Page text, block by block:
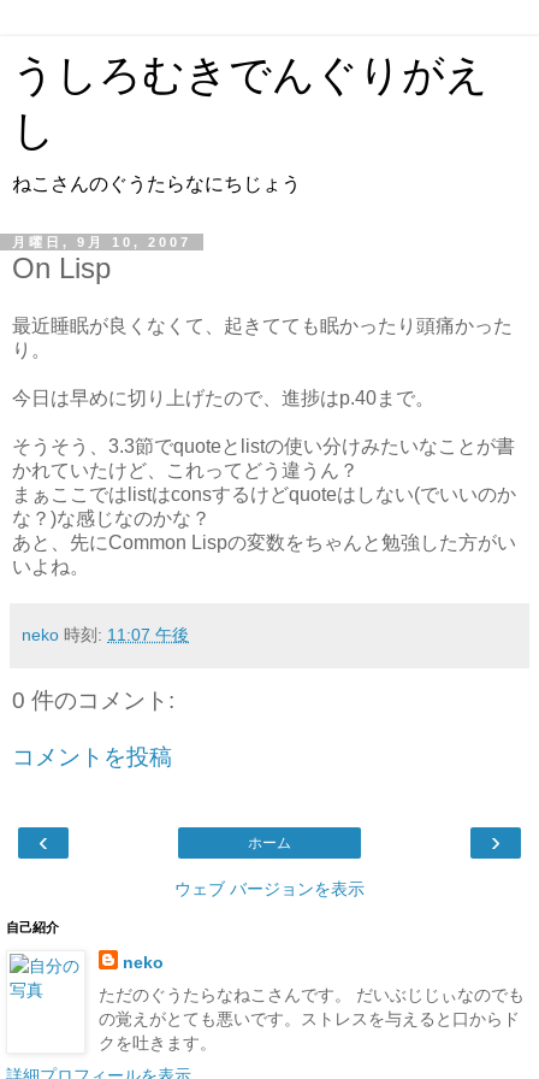
うしろむきでんぐりがえ
し
ねこさんのぐうたらなにちじょう
月曜日, 9月 10, 2007
On Lisp
最近睡眠が良くなくて、起きてても眠かったり頭痛かった
り。
今日は早めに切り上げたので、進捗はp.40まで。
そうそう、3.3節でquoteとlistの使い分けみたいなことが書
かれていたけど、これってどう違うん？
まぁここではlistはconsするけどquoteはしない(でいいのか
な？)な感じなのかな？
あと、先にCommon Lispの変数をちゃんと勉強した方がい
いよね。
neko 時刻: 11:07 午後
0 件のコメント:
コメントを投稿
‹ ›
ホーム
ウェブ バージョンを表示
自己紹介
neko
ただのぐうたらなねこさんです。 だいぶじじぃなのでも
の覚えがとても悪いです。ストレスを与えると口からド
クを吐きます。